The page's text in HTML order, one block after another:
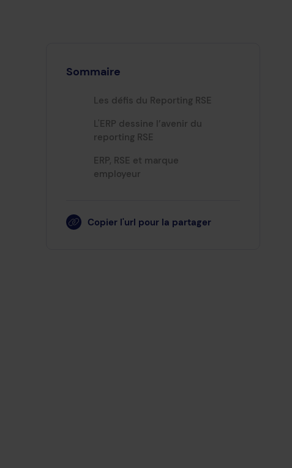
Sommaire
Les défis du Reporting RSE
L'ERP dessine l’avenir du
reporting RSE
ERP, RSE et marque
employeur
Copier l'url pour la partager